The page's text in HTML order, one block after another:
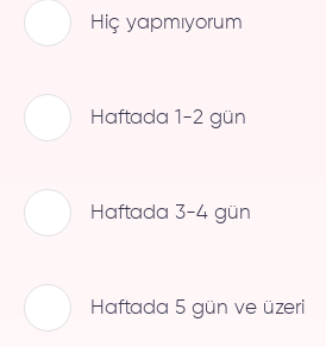
Hiç yapmıyorum
Haftada 1-2 gün
Haftada 3-4 gün
Haftada 5 gün ve üzeri